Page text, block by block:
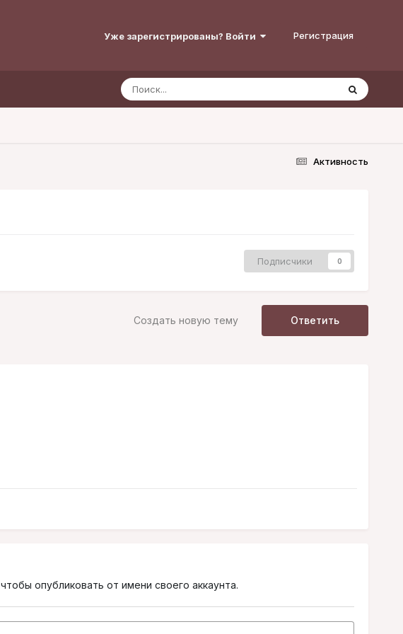
Уже зарегистрированы? Войти Регистрация
Активность
Подписчики 0
Ответить
Создать новую тему
, чтобы опубликовать от имени своего аккаунта.